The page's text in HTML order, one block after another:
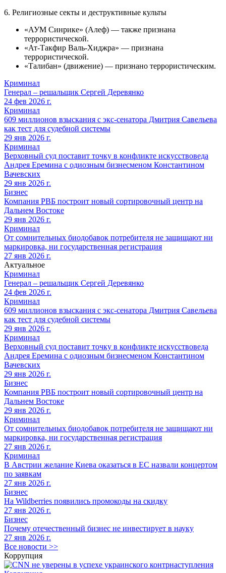
6. Религиозные секты и деструктивные культы
«АУМ Синрике» (Алеф) — также признана
террористической.
«Ат-Такфир Валь-Хиджра» — признана
террористической.
«Талибан» (движение) — признано террористическим.
Криминал
Генерал – решальщик Сергей Деревянко
24 фев 2026 г.
Криминал
609 миллионов взыскания с экс-сенатора Дмитрия Савельева
как тест для судебной системы
29 янв 2026 г.
Криминал
Верховный суд поставит точку в конфликте искусствоведа
Андрея Еремина с одиозным бизнесменом Константином
Вачевских
29 янв 2026 г.
Бизнес
Компания РВБ построит новый сортировочный центр на
Дальнем Востоке
29 янв 2026 г.
Криминал
От сомнительных биодобавок потребителя не защищают ни
маркировка, ни государственная регистрация
27 янв 2026 г.
Актуальное
Криминал
Генерал – решальщик Сергей Деревянко
24 фев 2026 г.
Криминал
609 миллионов взыскания с экс-сенатора Дмитрия Савельева
как тест для судебной системы
29 янв 2026 г.
Криминал
Верховный суд поставит точку в конфликте искусствоведа
Андрея Еремина с одиозным бизнесменом Константином
Вачевских
29 янв 2026 г.
Бизнес
Компания РВБ построит новый сортировочный центр на
Дальнем Востоке
29 янв 2026 г.
Криминал
От сомнительных биодобавок потребителя не защищают ни
маркировка, ни государственная регистрация
27 янв 2026 г.
Криминал
В Австрии желание Киева оказаться в ЕС назвали концертом
по заявкам
27 янв 2026 г.
Бизнес
На Wildberries появились промокоды на скидку
27 янв 2026 г.
Бизнес
Почему отечественный бизнес не инвестирует в науку
27 янв 2026 г.
Все новости >>
Коррупция